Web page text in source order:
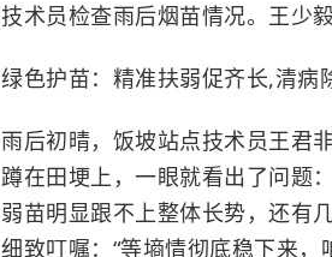
技术员检查雨后烟苗情况。王少
绿色护苗：精准扶弱促齐长,清病
雨后初晴，饭坡站点技术员王君
蹲在田埂上，一眼就看出了问题
弱苗明显跟不上整体长势，还有
细致叮嘱：“等墒情彻底稳下来，